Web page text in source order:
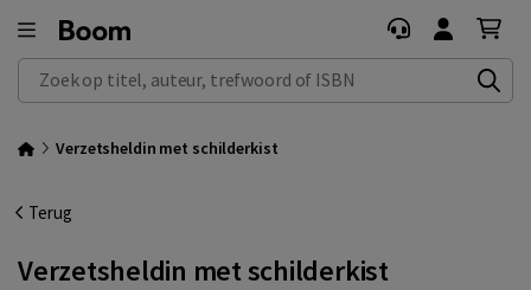
Zoek op titel, auteur, trefwoord of ISBN
Verzetsheldin met schilderkist
Terug
Verzetsheldin met schilderkist